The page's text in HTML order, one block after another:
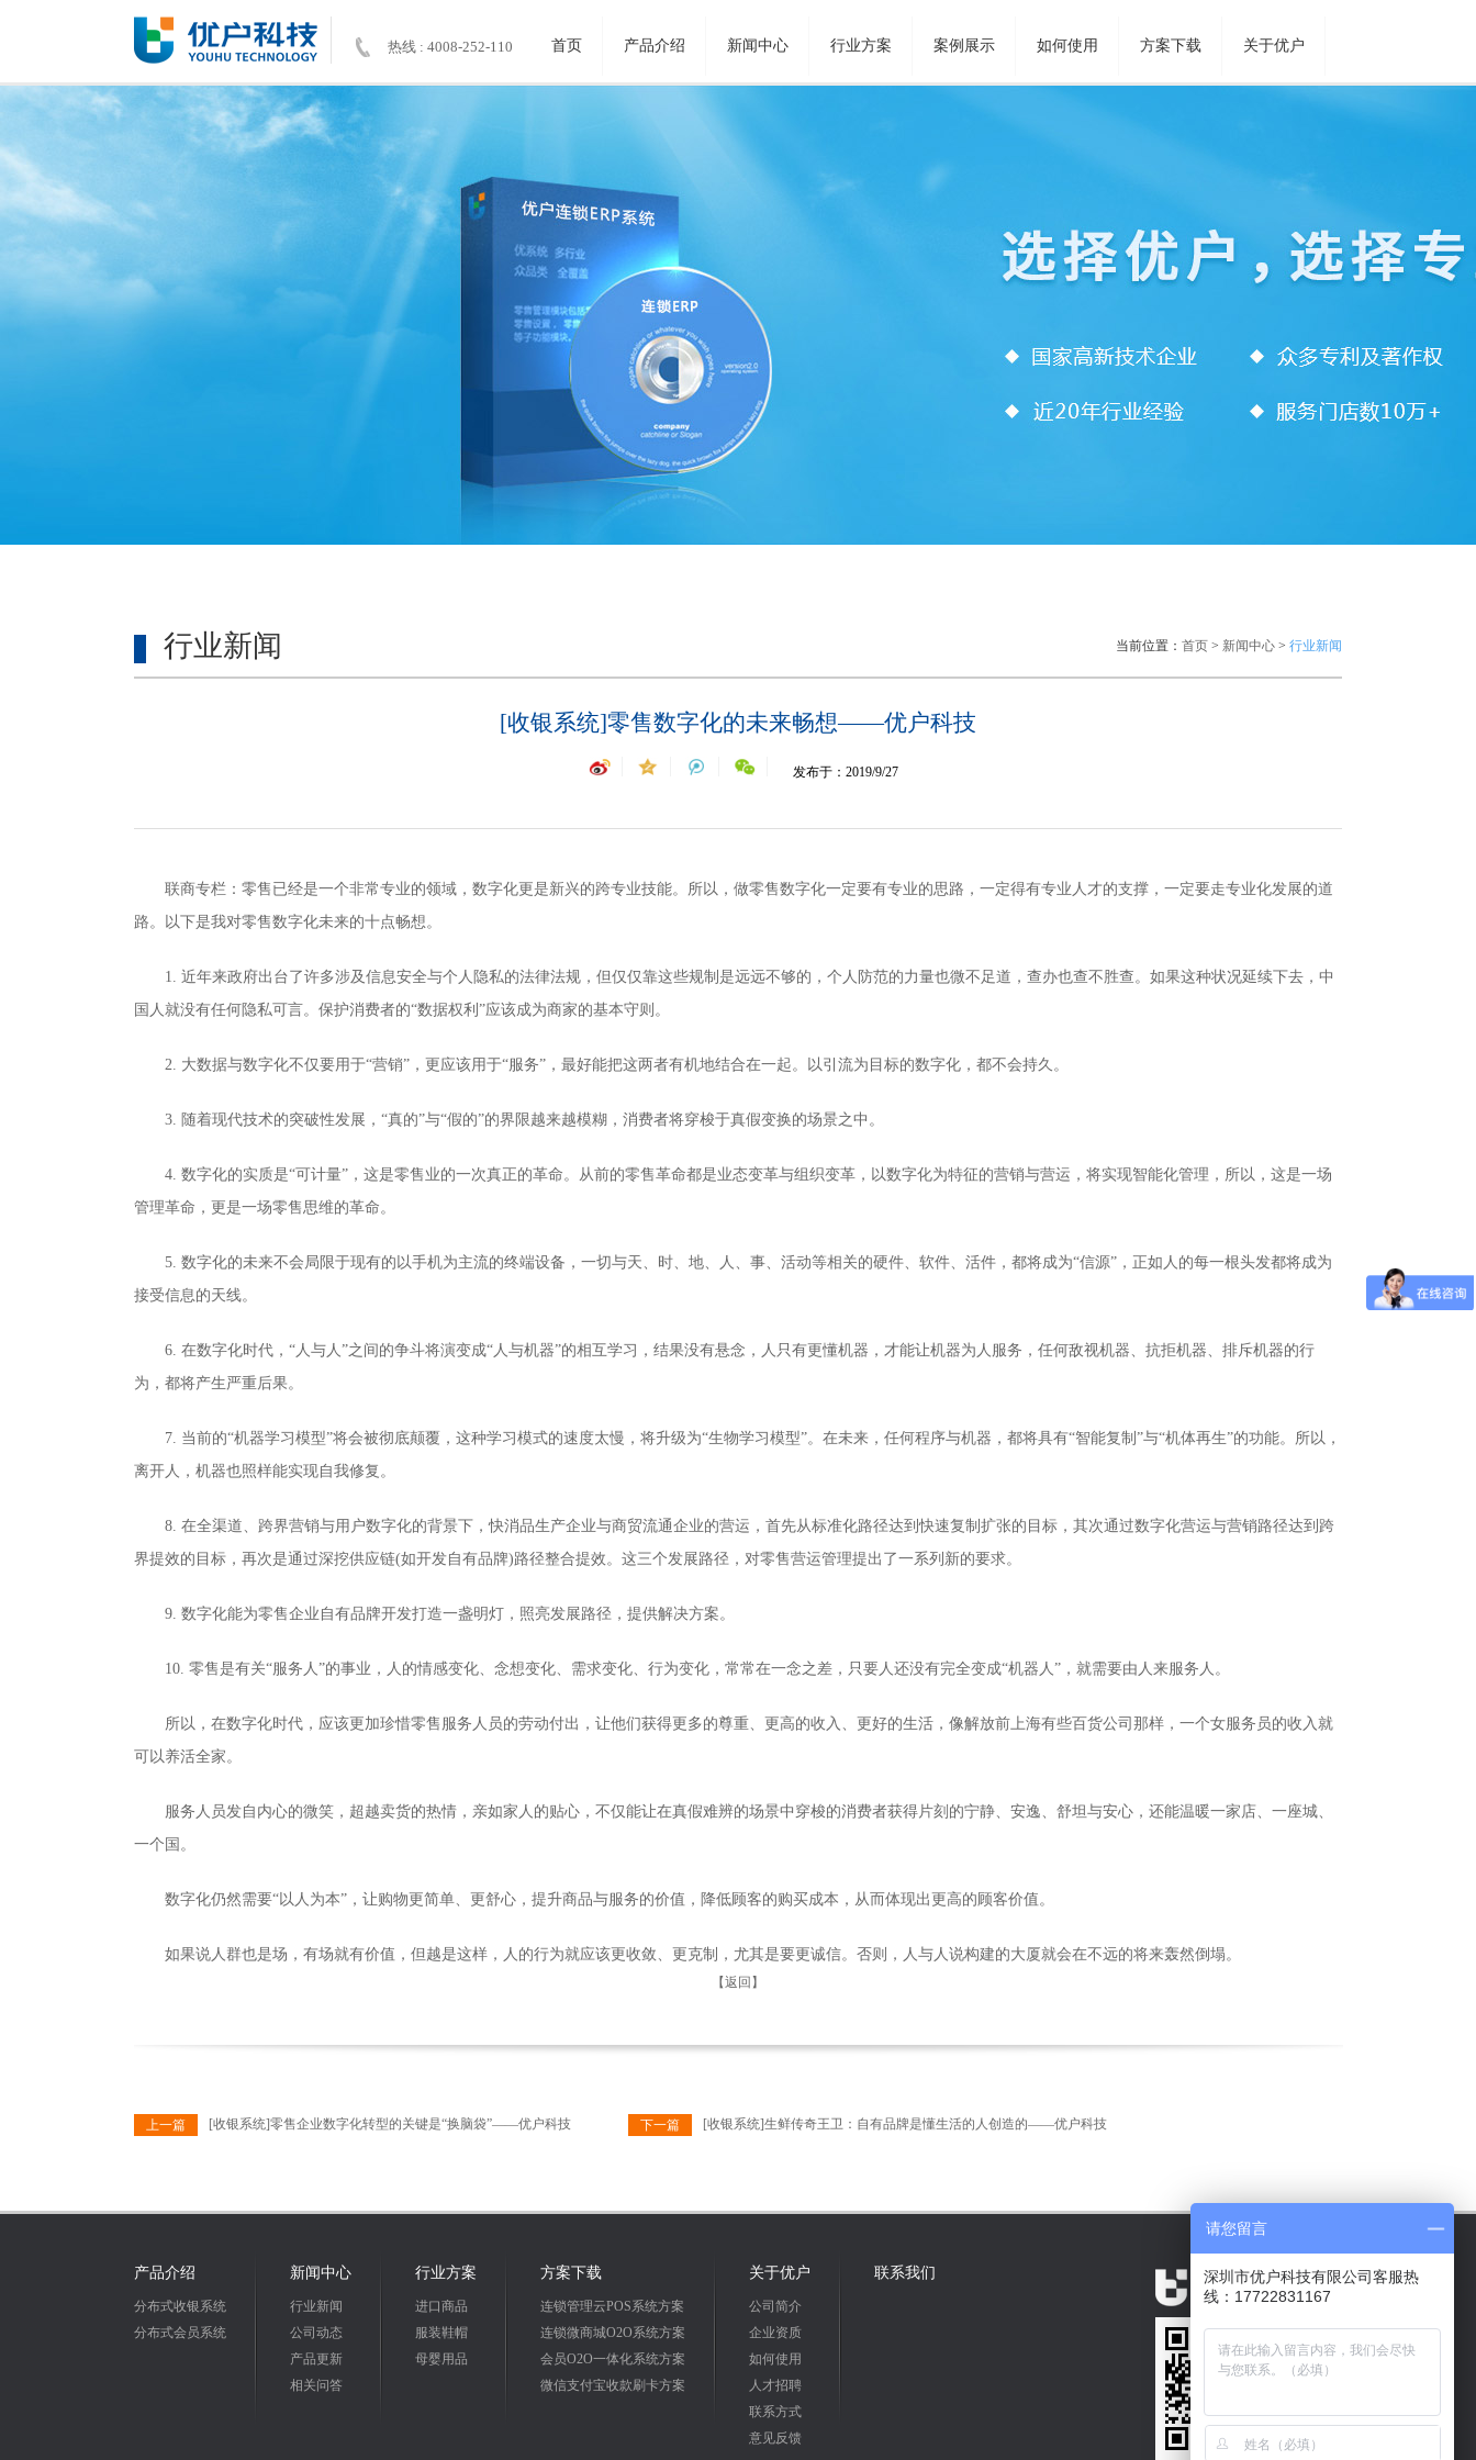
热线 : 4008-252-110 首页 产品介绍 新闻中心 行业方案 案例展示 如何使用 方案下载 关于优户
行业新闻 当前位置： 首页 > 新闻中心 > 行业新闻
[收银系统]零售数字化的未来畅想——优户科技
发布于：2019/9/27
联商专栏：零售已经是一个非常专业的领域，数字化更是新兴的跨专业技能。所以，做零售数字化一定要有专业的思路，一定得有专业人才的支撑，一定要走专业化发展的道
路。以下是我对零售数字化未来的十点畅想。
1. 近年来政府出台了许多涉及信息安全与个人隐私的法律法规，但仅仅靠这些规制是远远不够的，个人防范的力量也微不足道，查办也查不胜查。如果这种状况延续下去，中
国人就没有任何隐私可言。保护消费者的“数据权利”应该成为商家的基本守则。
2. 大数据与数字化不仅要用于“营销”，更应该用于“服务”，最好能把这两者有机地结合在一起。以引流为目标的数字化，都不会持久。
3. 随着现代技术的突破性发展，“真的”与“假的”的界限越来越模糊，消费者将穿梭于真假变换的场景之中。
4. 数字化的实质是“可计量”，这是零售业的一次真正的革命。从前的零售革命都是业态变革与组织变革，以数字化为特征的营销与营运，将实现智能化管理，所以，这是一场
管理革命，更是一场零售思维的革命。
5. 数字化的未来不会局限于现有的以手机为主流的终端设备，一切与天、时、地、人、事、活动等相关的硬件、软件、活件，都将成为“信源”，正如人的每一根头发都将成为
接受信息的天线。
6. 在数字化时代，“人与人”之间的争斗将演变成“人与机器”的相互学习，结果没有悬念，人只有更懂机器，才能让机器为人服务，任何敌视机器、抗拒机器、排斥机器的行
为，都将产生严重后果。
7. 当前的“机器学习模型”将会被彻底颠覆，这种学习模式的速度太慢，将升级为“生物学习模型”。在未来，任何程序与机器，都将具有“智能复制”与“机体再生”的功能。所以，
离开人，机器也照样能实现自我修复。
8. 在全渠道、跨界营销与用户数字化的背景下，快消品生产企业与商贸流通企业的营运，首先从标准化路径达到快速复制扩张的目标，其次通过数字化营运与营销路径达到跨
界提效的目标，再次是通过深挖供应链(如开发自有品牌)路径整合提效。这三个发展路径，对零售营运管理提出了一系列新的要求。
9. 数字化能为零售企业自有品牌开发打造一盏明灯，照亮发展路径，提供解决方案。
10. 零售是有关“服务人”的事业，人的情感变化、念想变化、需求变化、行为变化，常常在一念之差，只要人还没有完全变成“机器人”，就需要由人来服务人。
所以，在数字化时代，应该更加珍惜零售服务人员的劳动付出，让他们获得更多的尊重、更高的收入、更好的生活，像解放前上海有些百货公司那样，一个女服务员的收入就
可以养活全家。
服务人员发自内心的微笑，超越卖货的热情，亲如家人的贴心，不仅能让在真假难辨的场景中穿梭的消费者获得片刻的宁静、安逸、舒坦与安心，还能温暖一家店、一座城、
一个国。
数字化仍然需要“以人为本”，让购物更简单、更舒心，提升商品与服务的价值，降低顾客的购买成本，从而体现出更高的顾客价值。
如果说人群也是场，有场就有价值，但越是这样，人的行为就应该更收敛、更克制，尤其是要更诚信。否则，人与人说构建的大厦就会在不远的将来轰然倒塌。
【返回】
上一篇 [收银系统]零售企业数字化转型的关键是“换脑袋”——优户科技 下一篇 [收银系统]生鲜传奇王卫：自有品牌是懂生活的人创造的——优户科技
产品介绍
分布式收银系统
分布式会员系统
新闻中心
行业新闻
公司动态
产品更新
相关问答
行业方案
进口商品
服装鞋帽
母婴用品
方案下载
连锁管理云POS系统方案
连锁微商城O2O系统方案
会员O2O一体化系统方案
微信支付宝收款刷卡方案
关于优户
公司简介
企业资质
如何使用
人才招聘
联系方式
意见反馈
联系我们
请您留言
深圳市优户科技有限公司客服热
线：17722831167